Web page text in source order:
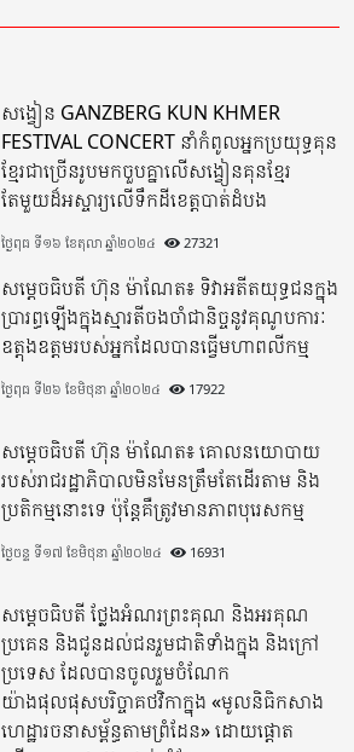
សង្វៀន GANZBERG KUN KHMER
FESTIVAL CONCERT នាំកំពូលអ្នកប្រយុទ្ធគុន
ខ្មែរជាច្រើនរូបមកចួបគ្នាលើសង្វៀនគុនខ្មែរ
តែមួយដ៏អស្ចារ្យលើទឹកដីខេត្តបាត់ដំបង
ថ្ងៃពុធ ទី១៦ ខែតុលា ឆ្នាំ២០២៤ 27321
សម្តេចធិបតី ហ៊ុន ម៉ាណែត៖ ទិវាអតីតយុទ្ធជនក្នុង
ប្រារព្ធឡើងក្នុងស្មារតីចងចាំជានិច្ចនូវគុណូបការៈ
ឧត្តុងឧត្តមរបស់អ្នកដែលបានធ្វើមហាពលីកម្ម
ថ្ងៃពុធ ទី២៦ ខែមិថុនា ឆ្នាំ២០២៤ 17922
សម្តេចធិបតី ហ៊ុន ម៉ាណែត៖ គោលនយោបាយ
របស់រាជរដ្ឋាភិបាលមិនមែនត្រឹមតែដើរតាម និង
ប្រតិកម្មនោះទេ ប៉ុន្តែគឺត្រូវមានភាពបុរេសកម្ម
ថ្ងៃចន្ទ ទី១៧ ខែមិថុនា ឆ្នាំ២០២៤ 16931
សម្តេចធិបតី ថ្លែងអំណរព្រះគុណ និងអរគុណ
ប្រគេន និងជូនដល់ជនរួមជាតិទាំងក្នុង​ និងក្រៅ
ប្រទេស​ ដែលបានចូលរួមចំណែក
យ៉ាងផុលផុសបរិច្ចាគថវិកាក្នុង «មូលនិធិកសាង
ហេដ្ឋារចនាសម្ព័ន្ធតាមព្រំដែន» ដោយផ្ដោត